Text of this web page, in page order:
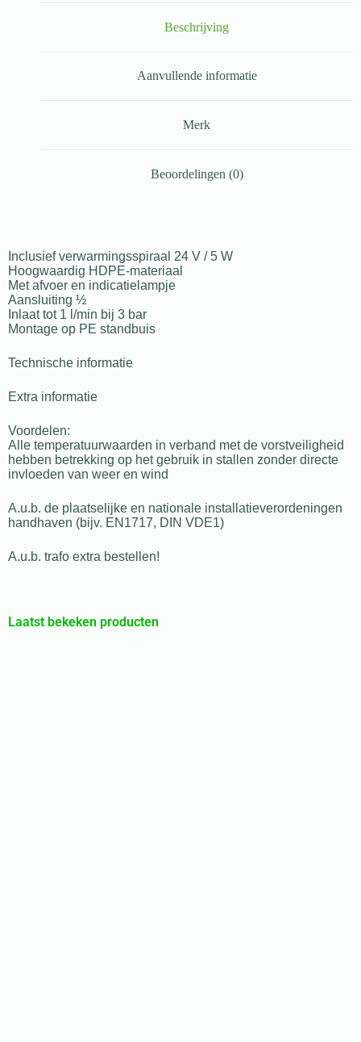
Beschrijving
Aanvullende informatie
Merk
Beoordelingen (0)
Inclusief verwarmingsspiraal 24 V / 5 W
Hoogwaardig HDPE-materiaal
Met afvoer en indicatielampje
Aansluiting ½
Inlaat tot 1 l/min bij 3 bar
Montage op PE standbuis
Technische informatie
Extra informatie
Voordelen:
Alle temperatuurwaarden in verband met de vorstveiligheid
hebben betrekking op het gebruik in stallen zonder directe
invloeden van weer en wind
A.u.b. de plaatselijke en nationale installatieverordeningen
handhaven (bijv. EN1717, DIN VDE1)
A.u.b. trafo extra bestellen!
Laatst bekeken producten